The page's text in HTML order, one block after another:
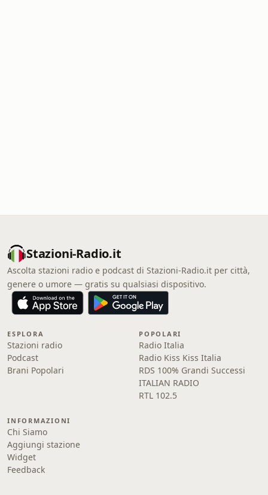
Stazioni-Radio.it
Ascolta stazioni radio e podcast di Stazioni-Radio.it per città,
genere o umore — gratis su qualsiasi dispositivo.
ESPLORA
Stazioni radio
Podcast
Brani Popolari
POPOLARI
Radio Italia
Radio Kiss Kiss Italia
RDS 100% Grandi Successi
ITALIAN RADIO
RTL 102.5
INFORMAZIONI
Chi Siamo
Aggiungi stazione
Widget
Feedback